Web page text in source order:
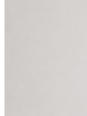
Nome do
Nome do